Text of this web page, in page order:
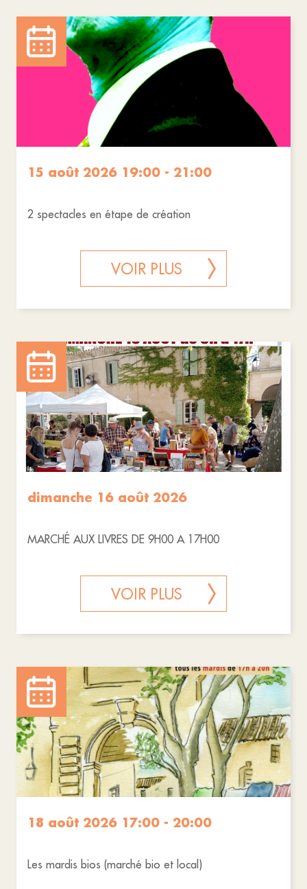
15 août 2026 19:00 - 21:00
2 spectacles en étape de création
VOIR PLUS
dimanche 16 août 2026
MARCHÉ AUX LIVRES DE 9H00 A 17H00
VOIR PLUS
18 août 2026 17:00 - 20:00
Les mardis bios (marché bio et local)